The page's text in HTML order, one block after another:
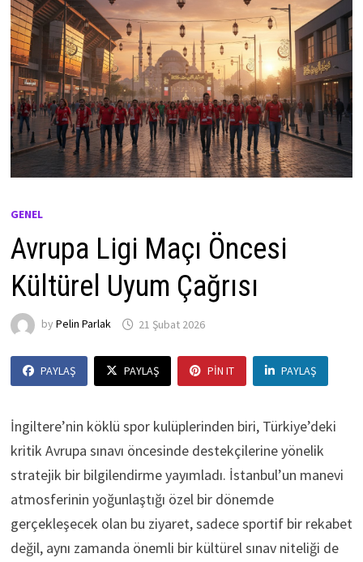
GENEL
Avrupa Ligi Maçı Öncesi
Kültürel Uyum Çağrısı
by Pelin Parlak 21 Şubat 2026
PAYLAŞ PAYLAŞ PIN IT PAYLAŞ
İngiltere’nin köklü spor kulüplerinden biri, Türkiye’deki
kritik Avrupa sınavı öncesinde destekçilerine yönelik
stratejik bir bilgilendirme yayımladı. İstanbul’un manevi
atmosferinin yoğunlaştığı özel bir dönemde
gerçekleşecek olan bu ziyaret, sadece sportif bir rekabet
değil, aynı zamanda önemli bir kültürel sınav niteliği de